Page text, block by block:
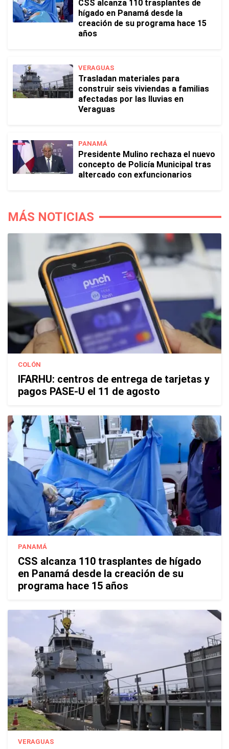
CSS alcanza 110 trasplantes de
hígado en Panamá desde la
creación de su programa hace 15
años
VERAGUAS
Trasladan materiales para
construir seis viviendas a familias
afectadas por las lluvias en
Veraguas
PANAMÁ
Presidente Mulino rechaza el nuevo
concepto de Policía Municipal tras
altercado con exfuncionarios
MÁS NOTICIAS
COLÓN
IFARHU: centros de entrega de tarjetas y
pagos PASE-U el 11 de agosto
PANAMÁ
CSS alcanza 110 trasplantes de hígado
en Panamá desde la creación de su
programa hace 15 años
VERAGUAS